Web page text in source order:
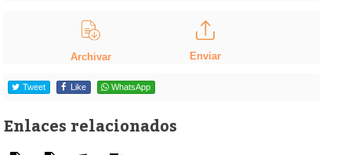
Archivar Enviar
Tweet Like WhatsApp
Enlaces relacionados